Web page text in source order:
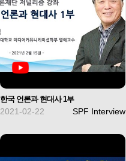
한국 언론과 현대사 1부
2021-02-22 SPF Interview